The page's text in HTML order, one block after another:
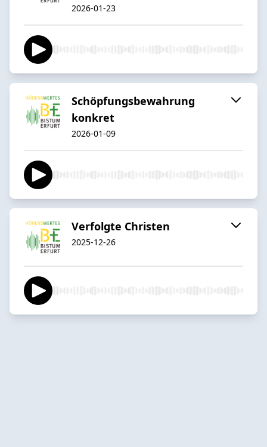
2026-01-23
Schöpfungsbewahrung
konkret
2026-01-09
Verfolgte Christen
2025-12-26